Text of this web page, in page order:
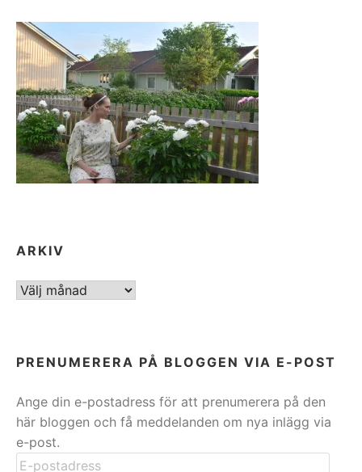
ARKIV
ARKIV
PRENUMERERA PÅ BLOGGEN VIA E-POST
Ange din e-postadress för att prenumerera på den
här bloggen och få meddelanden om nya inlägg via
e-post.
E-